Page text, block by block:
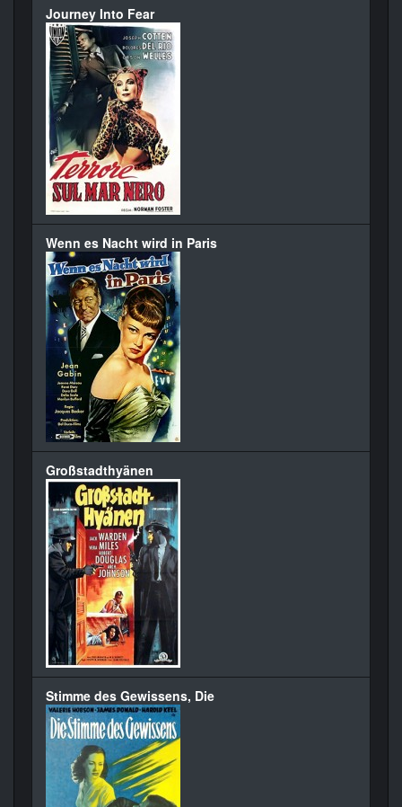
Journey Into Fear
Wenn es Nacht wird in Paris
Großstadthyänen
Stimme des Gewissens, Die